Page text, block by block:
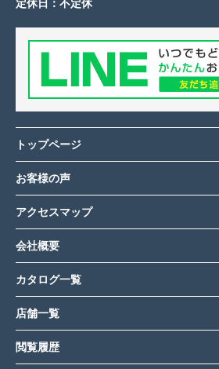
定休日： 不定休
トップページ
お客様の声
アクセスマップ
会社概要
カタログ一覧
店舗一覧
閲覧履歴